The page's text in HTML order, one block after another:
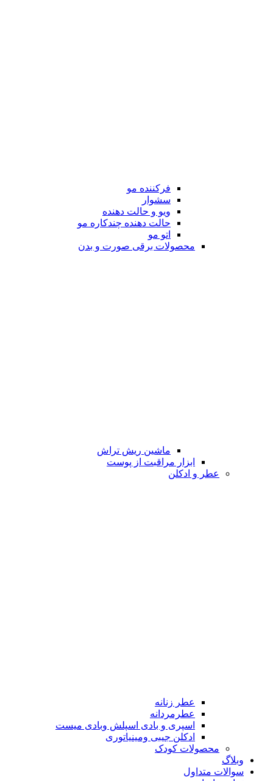
فرکننده مو
سشوار
ویو و حالت دهنده
حالت دهنده چندکاره مو
اتو مو
محصولات برقی صورت و بدن
ماشین ریش تراش
ابزار مراقبت از پوست
عطر و ادکلن
عطر زنانه
عطرمردانه
اسپری و بادی اسپلش وبادی میست
ادکلن جیبی ومینیاتوری
محصولات کودک
وبلاگ
سوالات متداول